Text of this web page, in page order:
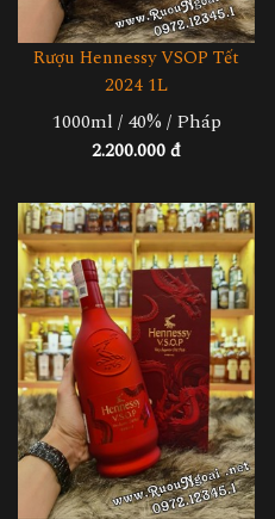
Rượu Hennessy VSOP Tết
2024 1L
1000ml / 40% / Pháp
2.200.000 đ